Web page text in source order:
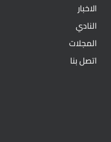
الاخبار
النادي
المجلات
اتصل بنا